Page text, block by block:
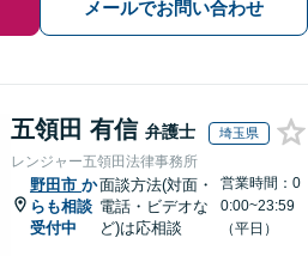
メールでお問い合わせ
五領田 有信 弁護士 埼玉県
レンジャー五領田法律事務所
野田市 か
らも相談
受付中
面談方法(対面・
電話・ビデオな
ど)は応相談
営業時間：0
0:00~23:59
（平日）